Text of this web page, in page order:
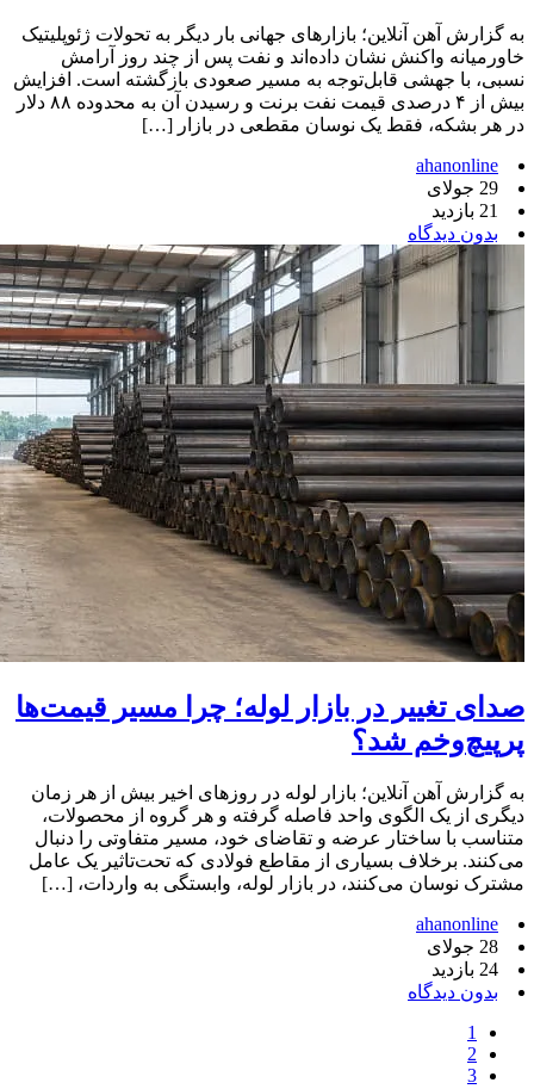
به گزارش آهن‌ آنلاین؛ بازارهای جهانی بار دیگر به تحولات ژئوپلیتیک
خاورمیانه واکنش نشان داده‌اند و نفت پس از چند روز آرامش
نسبی، با جهشی قابل‌توجه به مسیر صعودی بازگشته است. افزایش
بیش از ۴ درصدی قیمت نفت برنت و رسیدن آن به محدوده ۸۸ دلار
در هر بشکه، فقط یک نوسان مقطعی در بازار […]
ahanonline
29 جولای
21 بازدید
بدون دیدگاه
صدای تغییر در بازار لوله؛ چرا مسیر قیمت‌ها
پرپیچ‌وخم شد؟
به گزارش آهن آنلاین؛ بازار لوله در روزهای اخیر بیش از هر زمان
دیگری از یک الگوی واحد فاصله گرفته و هر گروه از محصولات،
متناسب با ساختار عرضه و تقاضای خود، مسیر متفاوتی را دنبال
می‌کنند. برخلاف بسیاری از مقاطع فولادی که تحت‌تاثیر یک عامل
مشترک نوسان می‌کنند، در بازار لوله، وابستگی به واردات، […]
ahanonline
28 جولای
24 بازدید
بدون دیدگاه
1
2
3